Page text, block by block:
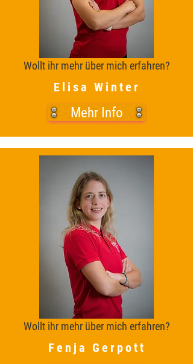
Wollt ihr mehr über mich erfahren?
Elisa Winter
Mehr Info
Wollt ihr mehr über mich erfahren?
Fenja Gerpott